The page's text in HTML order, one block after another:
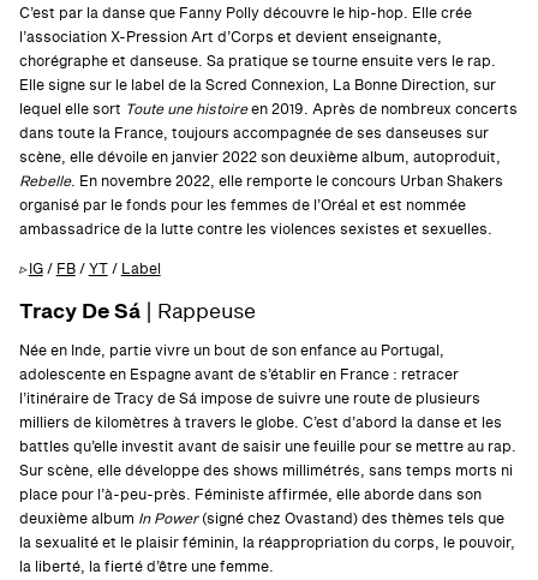
C’est par la danse que Fanny Polly découvre le hip-hop. Elle crée
l’association X-Pression Art d’Corps et devient enseignante,
chorégraphe et danseuse. Sa pratique se tourne ensuite vers le rap.
Elle signe sur le label de la Scred Connexion, La Bonne Direction, sur
lequel elle sort Toute une histoireen 2019. Après de nombreux concerts
dans toute la France, toujours accompagnée de ses danseuses sur
scène, elle dévoile en janvier 2022 son deuxième album, autoproduit,
Rebelle. En novembre 2022, elle remporte le concours Urban Shakers
organisé par le fonds pour les femmes de l’Oréal et est nommée
ambassadrice de la lutte contre les violences sexistes et sexuelles.
▹IG/ FB/YT/ Label
Tracy De Sá | Rappeuse
Née en Inde, partie vivre un bout de son enfance au Portugal,
adolescente en Espagne avant de s’établir en France : retracer
l’itinéraire de Tracy de Sá impose de suivre une route de plusieurs
milliers de kilomètres à travers le globe. C’est d’abord la danse et les
battles qu’elle investit avant de saisir une feuille pour se mettre au rap.
Sur scène, elle développe des shows millimétrés, sans temps morts ni
place pour l’à-peu-près. Féministe affirmée, elle aborde dans son
deuxième album In Power(signé chez Ovastand) des thèmes tels que
la sexualité et le plaisir féminin, la réappropriation du corps, le pouvoir,
la liberté, la fierté d’être une femme.